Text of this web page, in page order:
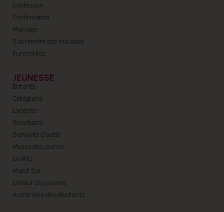
Confession
Confirmation
Mariage
Sacrement des malades
Funérailles
JEUNESSE
Enfants
Collégiens
Lycéens
Scoutisme
Servants d'autel
Messe des jeunes
Le MEJ
Mardi Spi
Choeur des jeunes
Aumônerie des étudiants